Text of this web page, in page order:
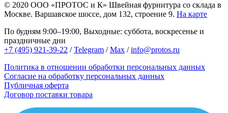
© 2020 ООО «ПРОТОС и К» Швейная фурнитура со склада в
Москве. Варшавское шоссе, дом 132, строение 9. На карте
По будням 9:00–19:00, Выходные: суббота, воскресенье и
праздничные дни
+7 (495) 921-39-22 /Telegram /Max /info@protos.ru
Политика в отношении обработки персональных данных
Согласие на обработку персональных данных
Публичная оферта
Договор поставки товара